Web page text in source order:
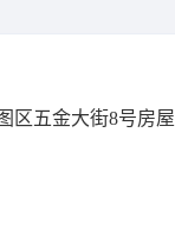
区五金大街8号房